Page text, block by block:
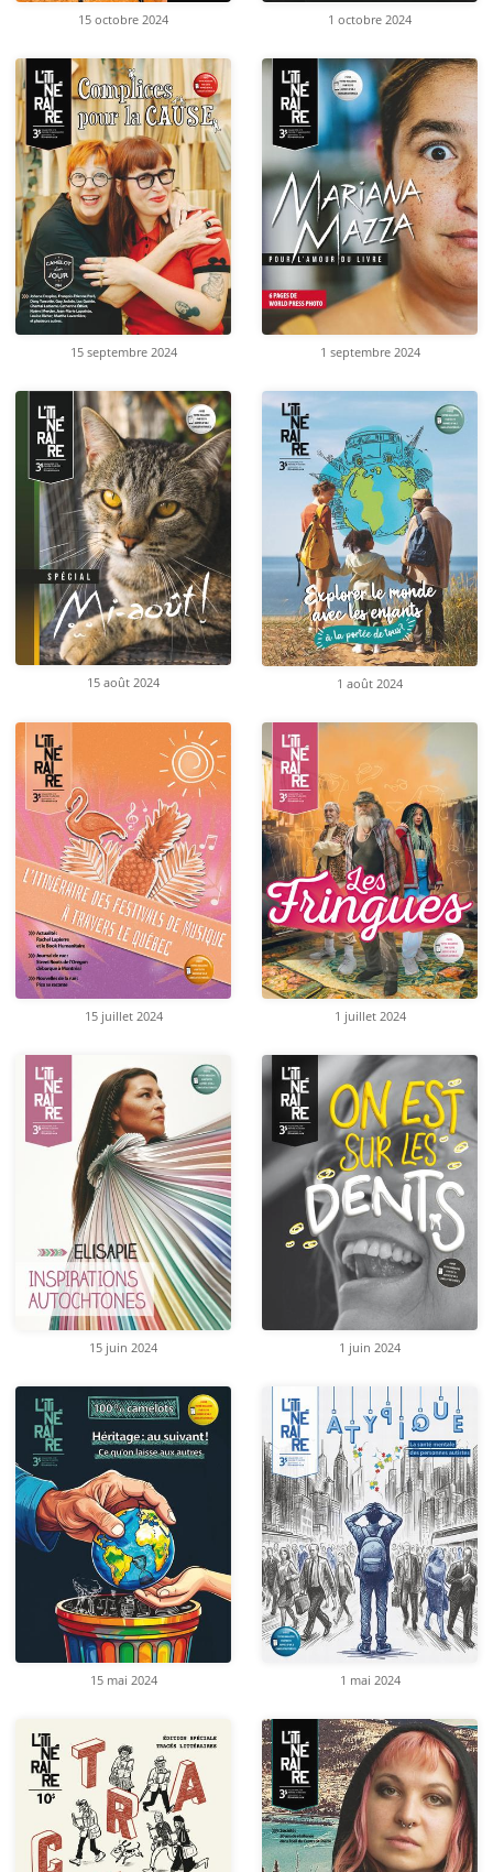
15 octobre 2024 1 octobre 2024
15 septembre 2024 1 septembre 2024
15 août 2024 1 août 2024
15 juillet 2024 1 juillet 2024
15 juin 2024 1 juin 2024
15 mai 2024 1 mai 2024